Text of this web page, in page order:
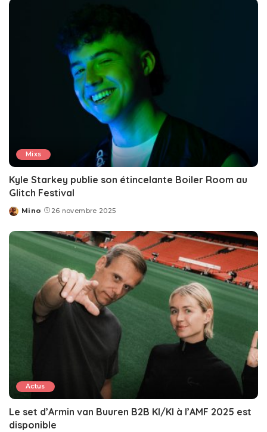
Mixs
Kyle Starkey publie son étincelante Boiler Room au
Glitch Festival
Posted
Mino 26 novembre 2025
Actus
Le set d’Armin van Buuren B2B KI/KI à l’AMF 2025 est
disponible